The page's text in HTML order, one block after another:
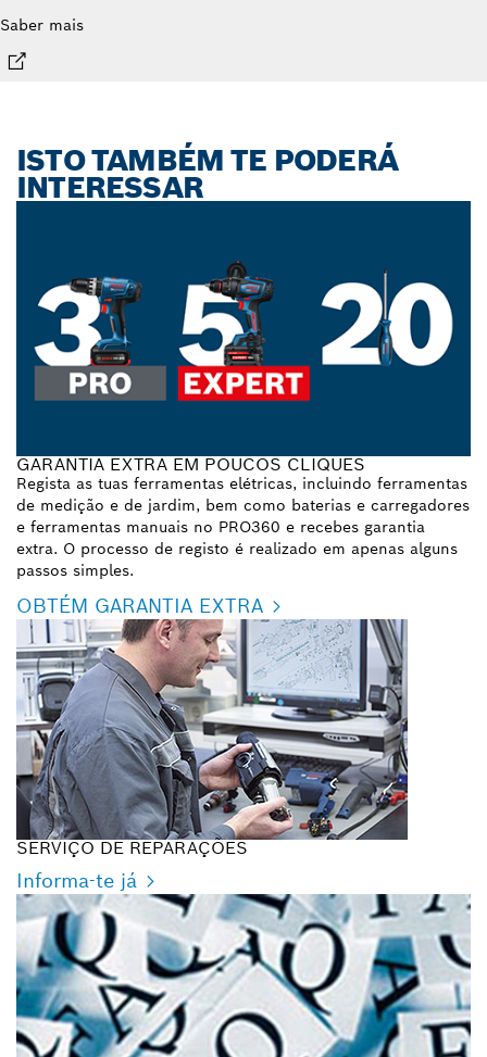
Saber mais
ISTO TAMBÉM TE PODERÁ
INTERESSAR
GARANTIA EXTRA EM POUCOS CLIQUES
Regista as tuas ferramentas elétricas, incluindo ferramentas
de medição e de jardim, bem como baterias e carregadores
e ferramentas manuais no PRO360 e recebes garantia
extra. O processo de registo é realizado em apenas alguns
passos simples.
OBTÉM GARANTIA EXTRA
SERVIÇO DE REPARAÇÕES
Informa-te já